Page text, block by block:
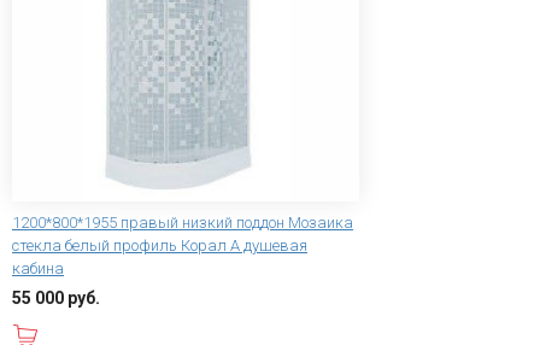
1200*800*1955 правый низкий поддон Мозаика
стекла белый профиль Корал А душевая
кабина
55 000 руб.